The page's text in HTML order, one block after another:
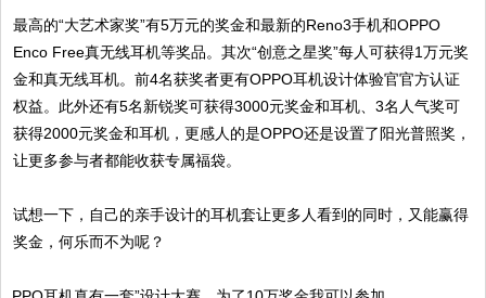
最高的“大艺术家奖”有5万元的奖金和最新的Reno3手机和OPPO
Enco Free真无线耳机等奖品。其次“创意之星奖”每人可获得1万元奖
金和真无线耳机。前4名获奖者更有OPPO耳机设计体验官官方认证
权益。此外还有5名新锐奖可获得3000元奖金和耳机、3名人气奖可
获得2000元奖金和耳机，更感人的是OPPO还是设置了阳光普照奖，
让更多参与者都能收获专属福袋。
试想一下，自己的亲手设计的耳机套让更多人看到的同时，又能赢得
奖金，何乐而不为呢？